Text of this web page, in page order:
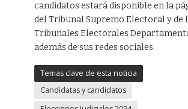
candidatos estará disponible en la
del Tribunal Supremo Electoral y de
Tribunales Electorales
además de sus redes sociales.
Temas clave de esta noticia
Candidatas y candidatos